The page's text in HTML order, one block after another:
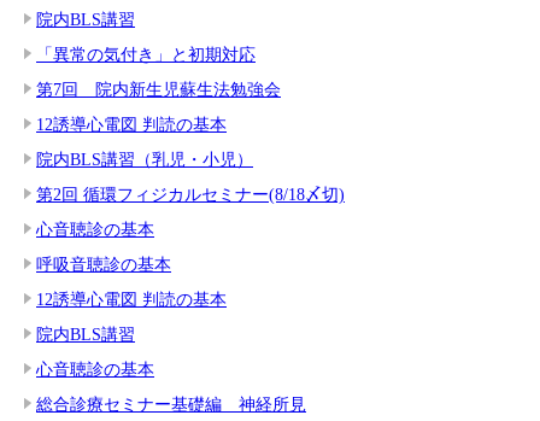
院内BLS講習
「異常の気付き」と初期対応
第7回 院内新生児蘇生法勉強会
12誘導心電図 判読の基本
院内BLS講習（乳児・小児）
第2回 循環フィジカルセミナー(8/18〆切)
心音聴診の基本
呼吸音聴診の基本
12誘導心電図 判読の基本
院内BLS講習
心音聴診の基本
総合診療セミナー基礎編 神経所見